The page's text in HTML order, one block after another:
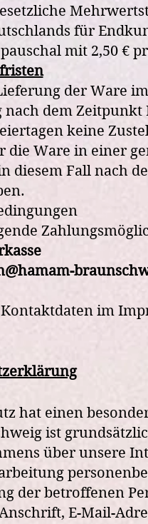
für
mit 2,50 €
der Ware
dem
keine
Ware in einer
Fall nach
im
hat einen
ist
über unsere
der betroffenen
E-Mail-